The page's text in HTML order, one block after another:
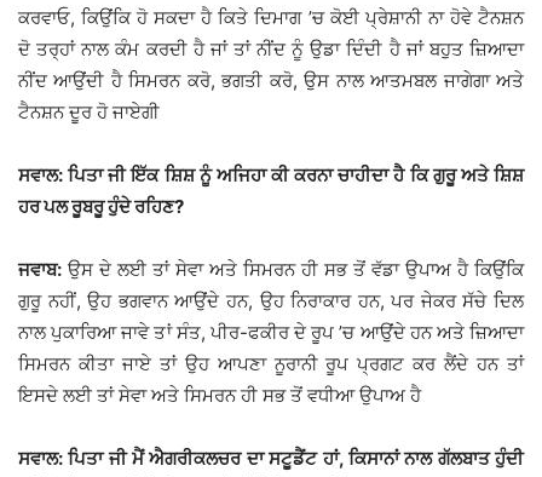
ਕਰਵਾਓ, ਕਿਉਂਕਿ ਹੋ ਸਕਦਾ ਹੈ ਕਿਤੇ ਦਿਮਾਗ ’ਚ ਕੋਈ ਪ੍ਰੇਸ਼ਾਨੀ ਨਾ ਹੋਵੇ ਟੈਨਸ਼ਨ
ਦੋ ਤਰ੍ਹਾਂ ਨਾਲ ਕੰਮ ਕਰਦੀ ਹੈ ਜਾਂ ਤਾਂ ਨੀਂਦ ਨੂੰ ਉਡਾ ਦਿੰਦੀ ਹੈ ਜਾਂ ਬਹੁਤ ਜ਼ਿਆਦਾ
ਨੀਂਦ ਆਉਂਦੀ ਹੈ ਸਿਮਰਨ ਕਰੋ, ਭਗਤੀ ਕਰੋ, ਉਸ ਨਾਲ ਆਤਮਬਲ ਜਾਗੇਗਾ ਅਤੇ
ਟੈਨਸ਼ਨ ਦੂਰ ਹੋ ਜਾਏਗੀ
ਸਵਾਲ: ਪਿਤਾ ਜੀ ਇੱਕ ਸ਼ਿਸ਼ ਨੂੰ ਅਜਿਹਾ ਕੀ ਕਰਨਾ ਚਾਹੀਦਾ ਹੈ ਕਿ ਗੁਰੂ ਅਤੇ ਸ਼ਿਸ਼
ਹਰ ਪਲ ਰੂਬਰੂ ਹੁੰਦੇ ਰਹਿਣ?
ਜਵਾਬ: ਉਸ ਦੇ ਲਈ ਤਾਂ ਸੇਵਾ ਅਤੇ ਸਿਮਰਨ ਹੀ ਸਭ ਤੋਂ ਵੱਡਾ ਉਪਾਅ ਹੈ ਕਿਉਂਕਿ
ਗੁਰੂ ਨਹੀਂ, ਉਹ ਭਗਵਾਨ ਆਉਂਦੇ ਹਨ, ਉਹ ਨਿਰਾਕਾਰ ਹਨ, ਪਰ ਜੇਕਰ ਸੱਚੇ ਦਿਲ
ਨਾਲ ਪੁਕਾਰਿਆ ਜਾਵੇ ਤਾਂ ਸੰਤ, ਪੀਰ-ਫਕੀਰ ਦੇ ਰੂਪ ’ਚ ਆਉਂਦੇ ਹਨ ਅਤੇ ਜ਼ਿਆਦਾ
ਸਿਮਰਨ ਕੀਤਾ ਜਾਏ ਤਾਂ ਉਹ ਆਪਣਾ ਨੂਰਾਨੀ ਰੂਪ ਪ੍ਰਗਟ ਕਰ ਲੈਂਦੇ ਹਨ ਤਾਂ
ਇਸਦੇ ਲਈ ਤਾਂ ਸੇਵਾ ਅਤੇ ਸਿਮਰਨ ਹੀ ਸਭ ਤੋਂ ਵਧੀਆ ਉਪਾਅ ਹੈ
ਸਵਾਲ: ਪਿਤਾ ਜੀ ਮੈਂ ਐਗਰੀਕਲਚਰ ਦਾ ਸਟੂਡੈਂਟ ਹਾਂ, ਕਿਸਾਨਾਂ ਨਾਲ ਗੱਲਬਾਤ ਹੁੰਦੀ